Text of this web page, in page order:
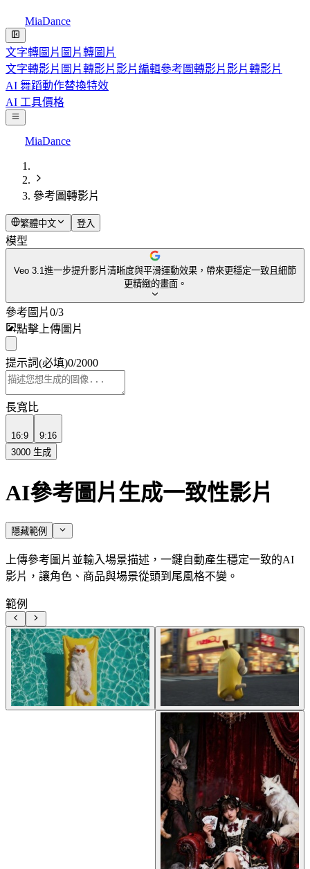
MiaDance
文字轉圖片 圖片轉圖片
文字轉影片 圖片轉影片 影片編輯參考圖轉影片 影片轉影片
AI 舞蹈動作替換特效
AI 工具價格
MiaDance
參考圖轉影片
繁體中文 登入
模型
Veo 3.1進一步提升影片清晰度與平滑運動效果，帶來更穩定一致且細節
更精緻的畫面。
參考圖片0/3
點擊上傳圖片
提示詞(必填)0/2000
長寬比
16:9
9:16
3000 生成
AI參考圖片生成一致性影片
隱藏範例
上傳參考圖片並輸入場景描述，一鍵自動產生穩定一致的AI
影片，讓角色、商品與場景從頭到尾風格不變。
範例